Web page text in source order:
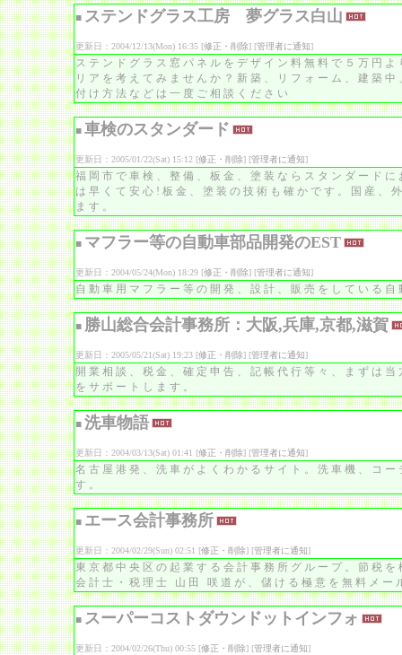
■ ステンドグラス工房 夢グラス白山
更新日：2004/12/13(Mon) 16:35 [修正・削除] [管理者に通知]
ステンドグラス窓パネルをデザイン料無料で５万円
リアを考えてみませんか？新築、リフォーム、建築
付け方法などは一度ご相談ください
■ 車検のスタンダード
更新日：2005/01/22(Sat) 15:12 [修正・削除] [管理者に通知]
福岡市で車検、整備、板金、塗装ならスタンダード
は早くて安心!板金、塗装の技術も確かです。国産、
ます。
■ マフラー等の自動車部品開発のEST
更新日：2004/05/24(Mon) 18:29 [修正・削除] [管理者に通知]
自動車用マフラー等の開発、設計、販売をしている
■ 勝山総合会計事務所：大阪,兵庫,京都,滋賀
更新日：2005/05/21(Sat) 19:23 [修正・削除] [管理者に通知]
開業相談、税金、確定申告、記帳代行等々、まずは
をサポートします。
■ 洗車物語
更新日：2004/03/13(Sat) 01:41 [修正・削除] [管理者に通知]
名古屋港発、洗車がよくわかるサイト。洗車機、コ
す。
■ エース会計事務所
更新日：2004/02/29(Sun) 02:51 [修正・削除] [管理者に通知]
東京都中央区の起業する会計事務所グループ。節税
会計士・税理士 山田 咲道が、儲ける極意を無料メー
■ スーパーコストダウンドットインフォ
更新日：2004/02/26(Thu) 00:55 [修正・削除] [管理者に通知]